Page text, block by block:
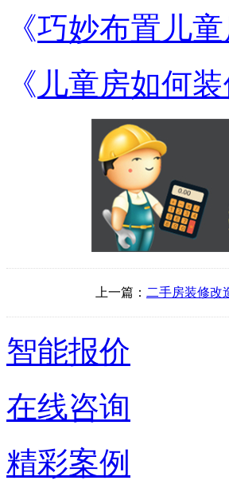
《巧妙布置儿
《 儿童房如何
上一篇： 二手房装修改
智能报价
在线咨询
精彩案例